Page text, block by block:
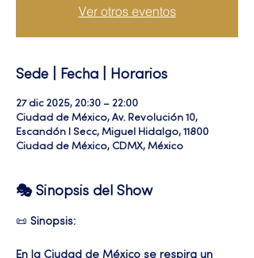
Ver otros eventos
Sede | Fecha | Horarios
27 dic 2025, 20:30 – 22:00
Ciudad de México, Av. Revolución 10,
Escandón I Secc, Miguel Hidalgo, 11800
Ciudad de México, CDMX, México
🎭 Sinopsis del Show
📜 Sinopsis:
En la Ciudad de México se respira un